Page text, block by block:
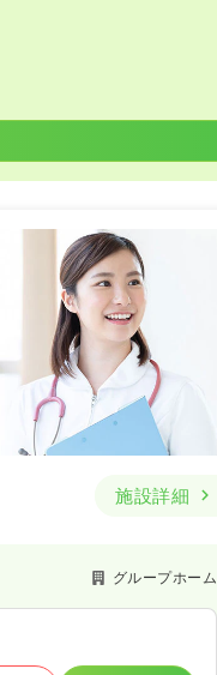
施設詳細
グループホーム